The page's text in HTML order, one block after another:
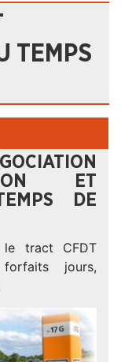
TEMPS
ET
DE
tract CFDT
jours,